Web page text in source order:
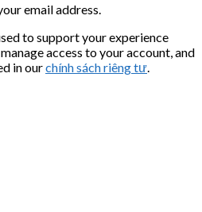
email address.
to support your experience
access to your account, and
in ourchính sách riêng tư.